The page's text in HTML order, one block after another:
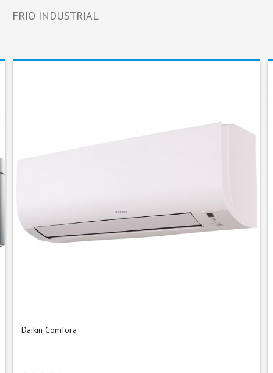
FRIO INDUSTRIAL
Daikin Comfora